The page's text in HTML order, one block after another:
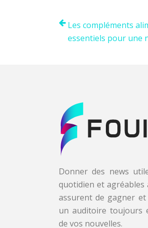
Les compléments
essentiels pour une
Donner des news
quotidien et agréables
assurent de gagner
un auditoire toujours
de vos nouvelles.